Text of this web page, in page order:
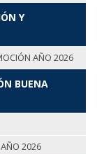
Y
AÑO 2026
BUENA
2026